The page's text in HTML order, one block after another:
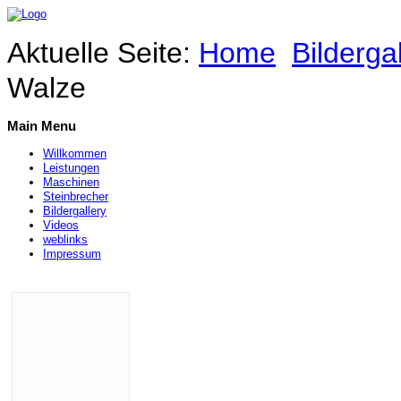
Aktuelle Seite: Home
Walze
Main Menu
Willkommen
Leistungen
Maschinen
Steinbrecher
Bildergallery
Videos
weblinks
Impressum